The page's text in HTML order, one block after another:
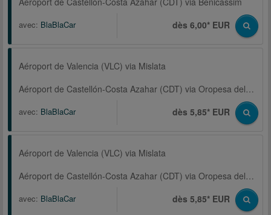
avec: BlaBlaCar dès 6,00* EUR
Aéroport de Valencia (VLC) via Mislata
Aéroport de Castellón-Costa Azahar (CDT) via Oropesa del Mar
avec: BlaBlaCar dès 5,85* EUR
Aéroport de Valencia (VLC) via Mislata
Aéroport de Castellón-Costa Azahar (CDT) via Oropesa del Mar
avec: BlaBlaCar dès 5,85* EUR